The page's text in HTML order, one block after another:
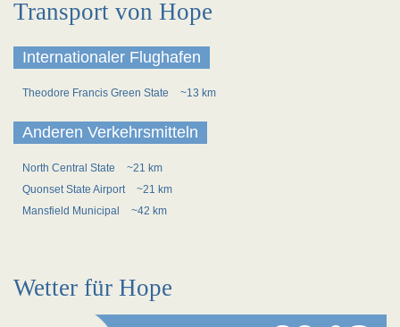
Transport von Hope
Internationaler Flughafen
Theodore Francis Green State ~13 km
Anderen Verkehrsmitteln
North Central State
~21 km
Quonset State Airport
~21 km
Mansfield Municipal
~42 km
Wetter für Hope